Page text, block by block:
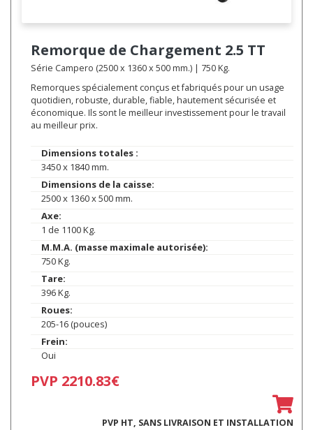
Remorque de Chargement 2.5 TT
Série Campero (2500 x 1360 x 500 mm.) | 750 Kg.
Remorques spécialement conçus et fabriqués pour un usage
quotidien, robuste, durable, fiable, hautement sécurisée et
économique. Ils sont le meilleur investissement pour le travail
au meilleur prix.
Dimensions totales :
3450 x 1840 mm.
Dimensions de la caisse:
2500 x 1360 x 500 mm.
Axe:
1 de 1100 Kg.
M.M.A. (masse maximale autorisée):
750 Kg.
Tare:
396 Kg.
Roues:
205-16 (pouces)
Frein:
Oui
PVP 2210.83€
PVP HT, SANS LIVRAISON ET INSTALLATION